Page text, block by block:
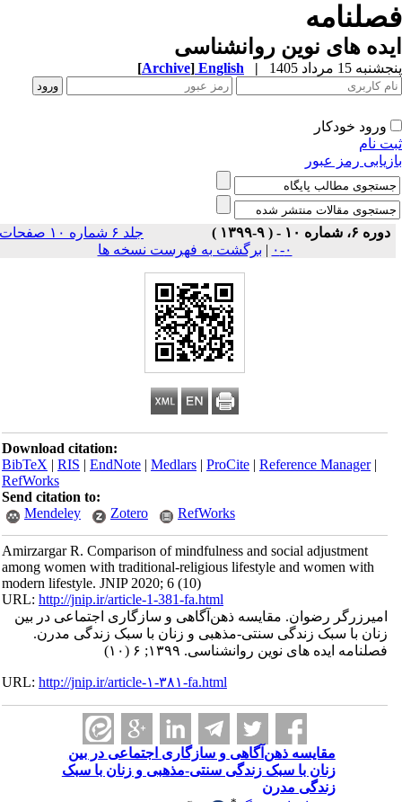
های نوین روانشناسی
15 مرداد 1405 |
English
[Archive]
ورود خودکار
نام
رمز عبور
دوره ۶، شماره ۱۰ - ( ۹-۱۳۹۹ )
جلد ۶ شماره ۱۰ صفحات
| برگشت به فهرست نسخه ها
Download citation:
BibTeX|RIS|EndNote|Medlars|ProCite|Reference Manager
RefWorks
Send citation to:
Mendeley
Zotero RefWorks
Amirzargar R. Comparison of mindfulness and social adjustment
among women with traditional-religious lifestyle and women with
modern lifestyle. JNIP 2020; 6 (10)
URL:http://jnip.ir/article-1-381-fa.html
امیرزرگر رضوان. مقایسه ذهن‌آگاهی و سازگاری اجتماعی در بین
زنان با سبک زندگی سنتی-مذهبی و زنان با سبک زندگی مدرن.
فصلنامه ایده های نوین روانشناسی. ۱۳۹۹; ۶ (۱۰)
URL:http://jnip.ir/article-۱-۳۸۱-fa.html
مقایسه ذهن‌آگاهی و سازگاری اجتماعی در بین
زنان با سبک زندگی سنتی-مذهبی و زنان با سبک
زندگی مدرن